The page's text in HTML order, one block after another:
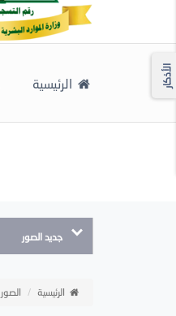
الرئيسية
جديد الصور
الأذكار
الرئيسية الصور